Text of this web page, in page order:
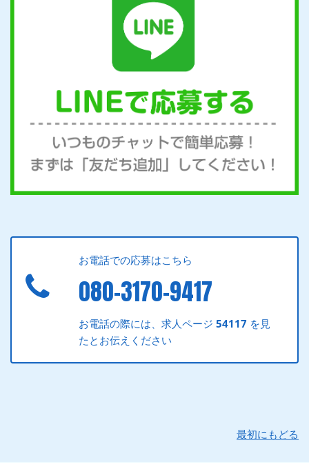
お電話での応募はこちら
080-3170-9417
お電話の際には、求人ページ54117 を見
たとお伝えください
最初にもどる